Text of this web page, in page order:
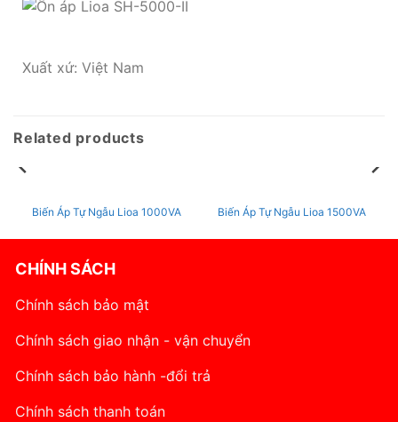
Xuất xứ: Việt Nam
Related products
Biến Áp Tự Ngẫu Lioa 1000VA Biến Áp Tự Ngẫu Lioa 1500VA
CHÍNH SÁCH
Chính sách bảo mật
Chính sách giao nhận - vận chuyển
Chính sách bảo hành -đổi trả
Chính sách thanh toán